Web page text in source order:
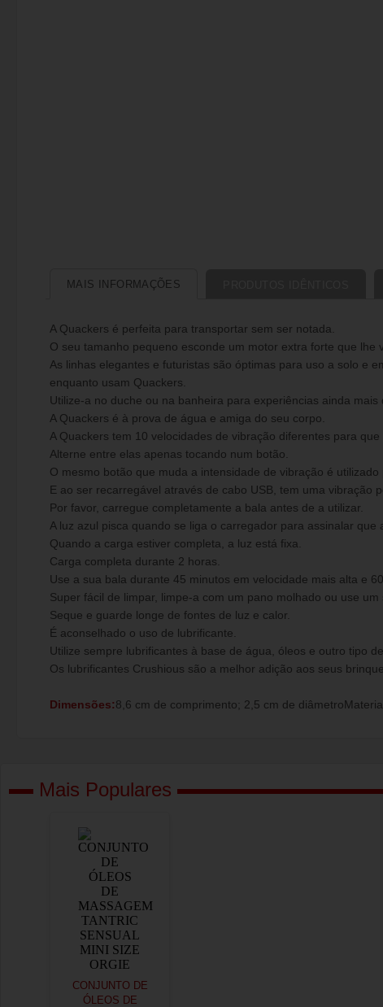
MAIS INFORMAÇÕES
A Quackers é perfeita para transportar sem ser notada.
O seu tamanho pequeno esconde um motor extra forte que lhe
As linhas elegantes e futuristas são óptimas para uso a solo e
enquanto usam Quackers.
Utilize-a no duche ou na banheira para experiências ainda mais
A Quackers é à prova de água e amiga do seu corpo.
A Quackers tem 10 velocidades de vibração diferentes para que
Alterne entre elas apenas tocando num botão.
O mesmo botão que muda a intensidade de vibração é
E ao ser recarregável através de cabo USB, tem uma vibração
Por favor, carregue completamente a bala antes de a utilizar.
A luz azul pisca quando se liga o carregador para assinalar que
Quando a carga estiver completa, a luz está fixa.
Carga completa durante 2 horas.
Use a sua bala durante 45 minutos em velocidade mais alta e
Super fácil de limpar, limpe-a com um pano molhado ou use um
Seque e guarde longe de fontes de luz e calor.
É aconselhado o uso de lubrificante.
Utilize sempre lubrificantes à base de água, óleos e outro tipo
Os lubrificantes Crushious são a melhor adição aos seus
Dimensões:8,6 cm de comprimento; 2,5 cm de
Mais Populares
CONJUNTO DE
ÓLEOS DE